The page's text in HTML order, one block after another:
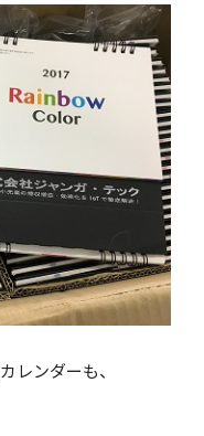
カレンダーも、